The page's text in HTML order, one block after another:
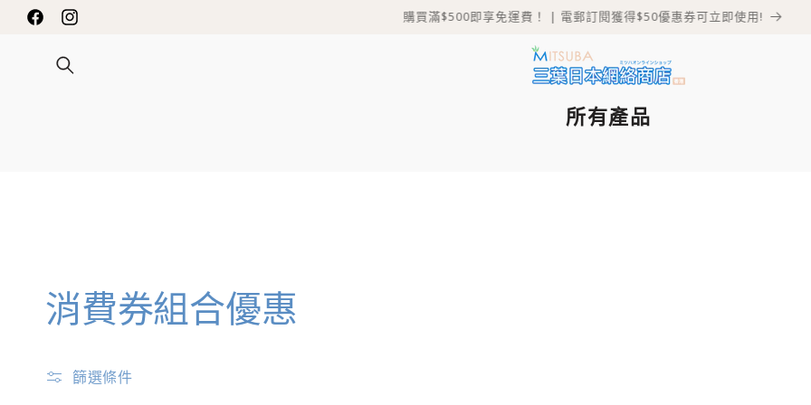
跳至內容
FacebookInstagram
INNESS 限時送禮優惠 購買滿$500即享免運費！ | 電郵訂閱獲得$50優惠券可立即使用!
所有產品
商
消費券組合優惠
篩選條件